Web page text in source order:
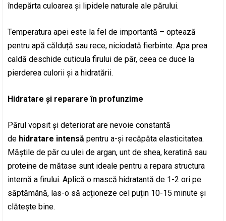
îndepărta culoarea și lipidele naturale ale părului.
Temperatura apei este la fel de importantă – optează
pentru apă călduță sau rece, niciodată fierbinte. Apa prea
caldă deschide cuticula firului de păr, ceea ce duce la
pierderea culorii și a hidratării.
Hidratare și reparare în profunzime
Părul vopsit și deteriorat are nevoie constantă
de hidratare intensă pentru a-și recăpăta elasticitatea.
Măștile de păr cu ulei de argan, unt de shea, keratină sau
proteine de mătase sunt ideale pentru a repara structura
internă a firului. Aplică o mască hidratantă de 1-2 ori pe
săptămână, las-o să acționeze cel puțin 10-15 minute și
clătește bine.